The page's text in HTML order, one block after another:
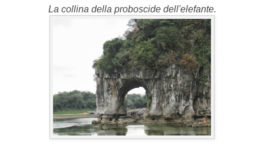
La collina della proboscide dell'elefante.